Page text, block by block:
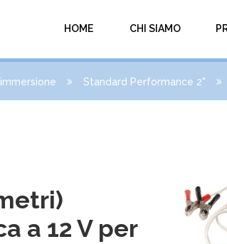
HOME CHI SIAMO
Standard Performance 2"
a 12 V per